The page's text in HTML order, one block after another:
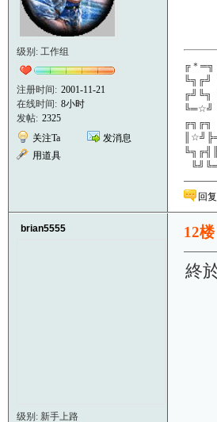
级别: 工作组
注册时间: 2001-11-21
在线时间: 8小时
发帖: 2325
关注Ta
发消息
用道具
╔＊
╚╗╔╝
╔╝╚╗
╚═☆╝
╔╗╔╗
回复
brian5555
级别: 新手上路
12楼
終